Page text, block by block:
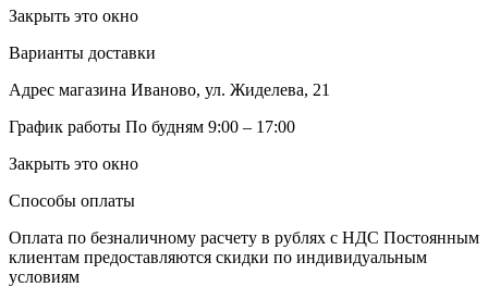
Закрыть это окно
Варианты доставки
Адрес магазина Иваново, ул. Жиделева, 21
График работы По будням 9:00 – 17:00
Закрыть это окно
Способы оплаты
Оплата по безналичному расчету в рублях с НДС Постоянным
клиентам предоставляются скидки по индивидуальным
условиям